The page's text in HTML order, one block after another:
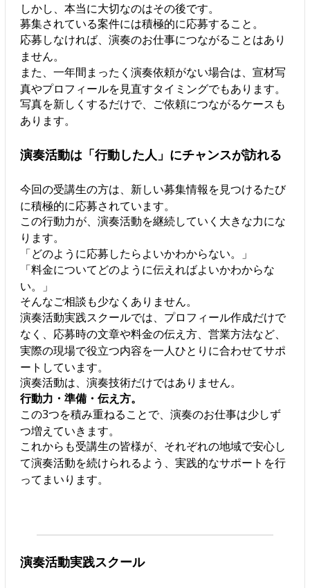
しかし、本当に大切なのはその後です。
募集されている案件には積極的に応募すること。
応募しなければ、演奏のお仕事につながることはあり
ません。
また、一年間まったく演奏依頼がない場合は、宣材写
真やプロフィールを見直すタイミングでもあります。
写真を新しくするだけで、ご依頼につながるケースも
あります。
演奏活動は「行動した人」にチャンスが訪れる
今回の受講生の方は、新しい募集情報を見つけるたび
に積極的に応募されています。
この行動力が、演奏活動を継続していく大きな力にな
ります。
「どのように応募したらよいかわからない。」
「料金についてどのように伝えればよいかわからな
い。」
そんなご相談も少なくありません。
演奏活動実践スクールでは、プロフィール作成だけで
なく、応募時の文章や料金の伝え方、営業方法など、
実際の現場で役立つ内容を一人ひとりに合わせてサポ
ートしています。
演奏活動は、演奏技術だけではありません。
行動力・準備・伝え方。
この3つを積み重ねることで、演奏のお仕事は少しず
つ増えていきます。
これからも受講生の皆様が、それぞれの地域で安心し
て演奏活動を続けられるよう、実践的なサポートを行
ってまいります。
演奏活動実践スクール